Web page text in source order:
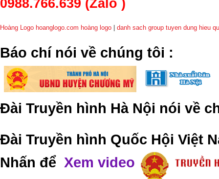
0988.766.639 (Zalo )
Hoàng Logo hoanglogo.com hoàng logo danh sach group tuyen dung hieu
​Báo chí nói về chúng tôi :
Đài Truyền hình Hà Nội nói về
Đài Truyền hình Quốc Hội Việt
Nhấn để Xem video